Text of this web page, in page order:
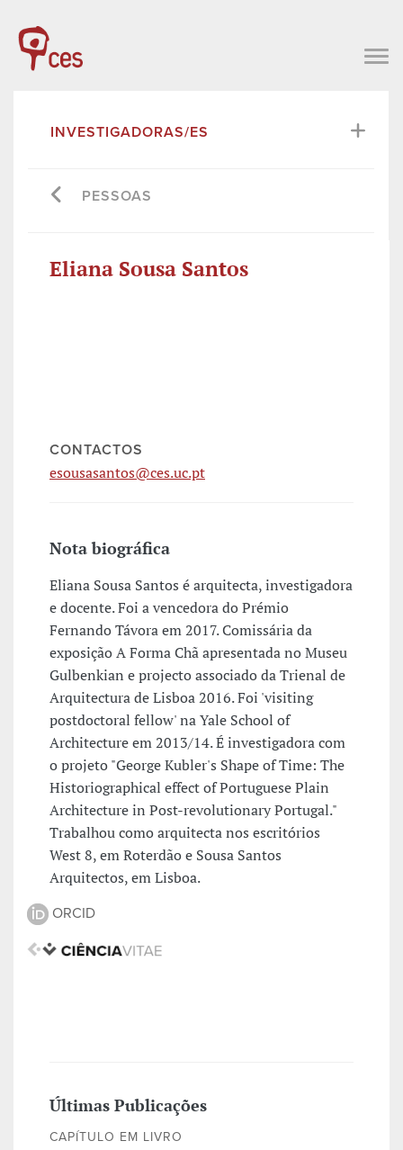
INVESTIGADORAS/ES
PESSOAS
Eliana Sousa Santos
CONTACTOS
esousasantos@ces.uc.pt
Nota biográfica
Eliana Sousa Santos é arquitecta, investigadora
e docente. Foi a vencedora do Prémio
Fernando Távora em 2017. Comissária da
exposição A Forma Chã apresentada no Museu
Gulbenkian e projecto associado da Trienal de
Arquitectura de Lisboa 2016. Foi 'visiting
postdoctoral fellow' na Yale School of
Architecture em 2013/14. É investigadora com
o projeto "George Kubler's Shape of Time: The
Historiographical effect of Portuguese Plain
Architecture in Post-revolutionary Portugal."
Trabalhou como arquitecta nos escritórios
West 8, em Roterdão e Sousa Santos
Arquitectos, em Lisboa.
ORCID
Últimas Publicações
CAPÍTULO EM LIVRO